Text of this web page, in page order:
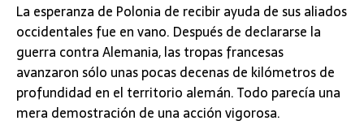
La esperanza de Polonia de recibir ayuda de sus aliados
occidentales fue en vano. Después de declararse la
guerra contra Alemania, las tropas francesas
avanzaron sólo unas pocas decenas de kilómetros de
profundidad en el territorio alemán. Todo parecía una
mera demostración de una acción vigorosa.